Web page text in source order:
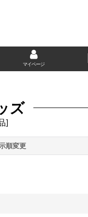
マイページ
ズ
]
順変更